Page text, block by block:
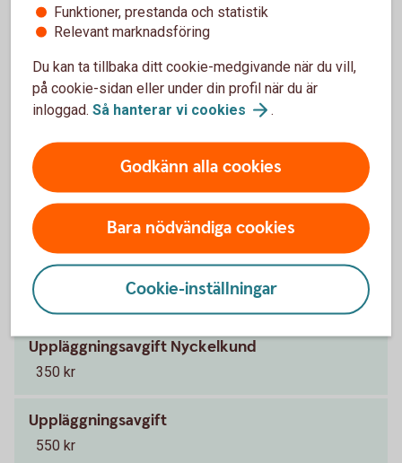
Behöver jag vara kund för att få låna?
När får jag besked?
Pris och ränta Grönt billån
Ränta
5,19 % (senaste ränteändring 2025-10-03), räntan är
rörlig.
Uppläggningsavgift Nyckelkund
350 kr
Uppläggningsavgift
550 kr
Funktioner, prestanda och statistik
Relevant marknadsföring
Du kan ta tillbaka ditt cookie-medgivande när du vill,
på cookie-sidan eller under din profil när du är
inloggad. Så hanterar vi cookies .
Godkänn alla cookies
Bara nödvändiga cookies
Cookie-inställningar